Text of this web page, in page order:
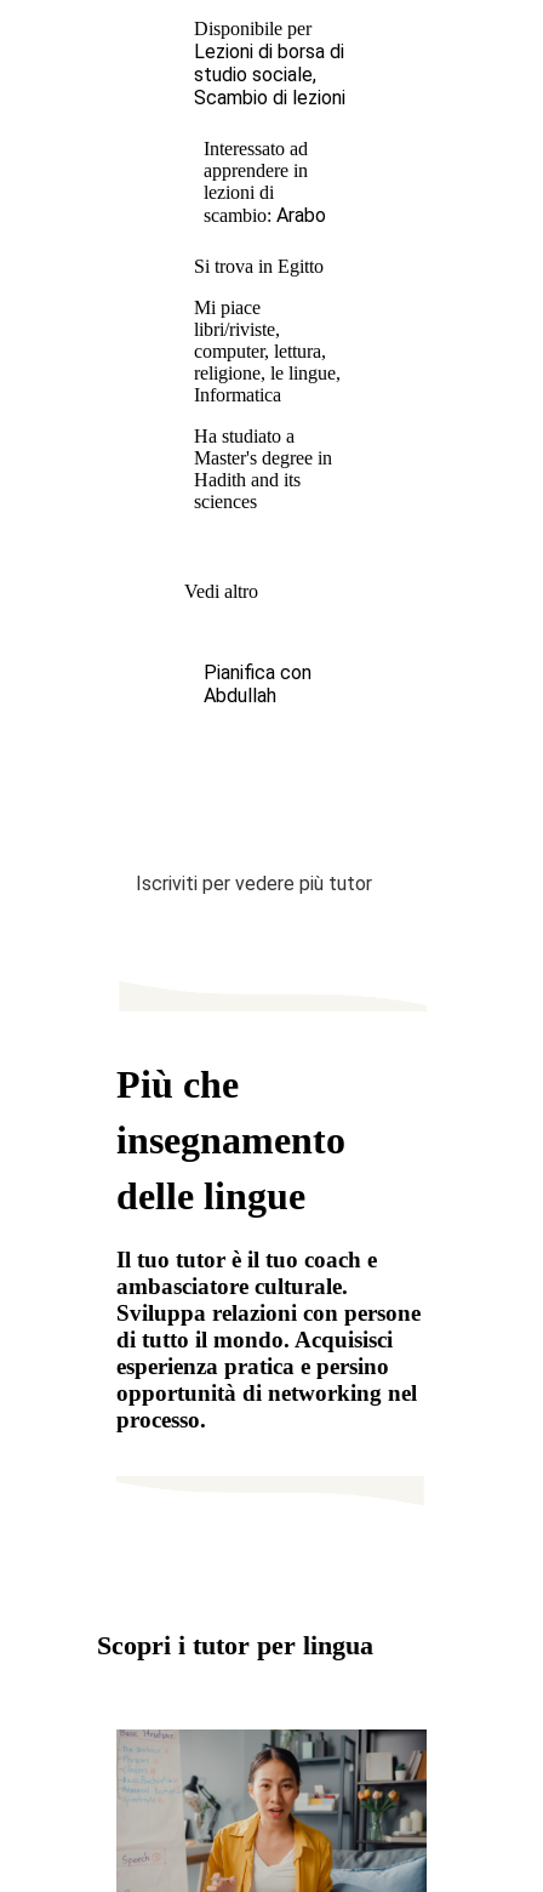
Disponibile per
Lezioni di borsa di
studio sociale,
Scambio di lezioni
Interessato ad
apprendere in
lezioni di
scambio: Arabo
Si trova in Egitto
Mi piace
libri/riviste,
computer, lettura,
religione, le lingue,
Informatica
Ha studiato a
Master's degree in
Hadith and its
sciences
Vedi altro
Pianifica con
Abdullah
Iscriviti per vedere più tutor
Più che
insegnamento
delle lingue
Il tuo tutor è il tuo coach e
ambasciatore culturale.
Sviluppa relazioni con persone
di tutto il mondo. Acquisisci
esperienza pratica e persino
opportunità di networking nel
processo.
Scopri i tutor per lingua